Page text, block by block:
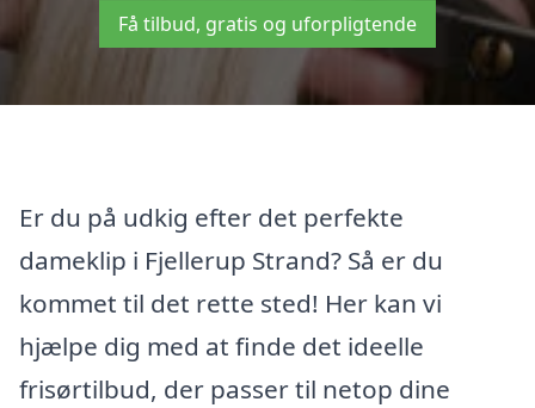
Få tilbud, gratis og uforpligtende
Er du på udkig efter det perfekte
dameklip i Fjellerup Strand? Så er du
kommet til det rette sted! Her kan vi
hjælpe dig med at finde det ideelle
frisørtilbud, der passer til netop dine